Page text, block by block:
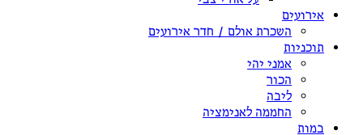
אירועים
השכרת אולם / חדר אירועים
תוכניות
אמני יהי
הכור
ליבה
החממה לאנימציה
במות